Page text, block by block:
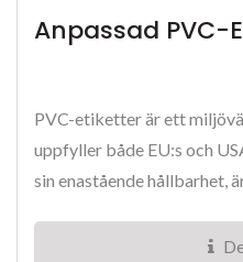
Anpassad PVC-
PVC-etiketter är ett
uppfyller både EU:s och
sin enastående hållbarhet,